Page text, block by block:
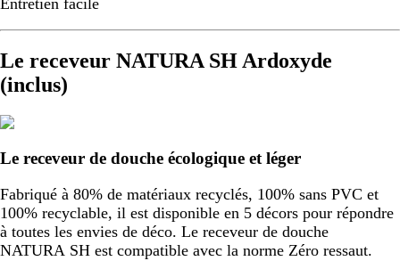
Entretien facile
Le receveur NATURA SH Ardoxyde
(inclus)
Le receveur de douche écologique et léger
Fabriqué à 80% de matériaux recyclés, 100% sans PVC et
100% recyclable, il est disponible en 5 décors pour répondre
à toutes les envies de déco. Le receveur de douche
NATURA SH est compatible avec la norme Zéro ressaut.